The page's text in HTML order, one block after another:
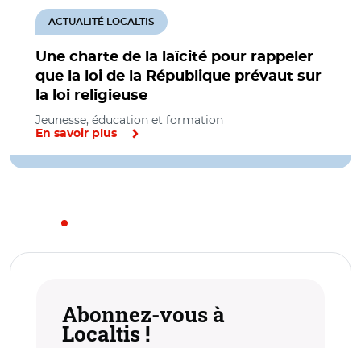
Une charte de la laïcité pour rappeler
que la loi de la République prévaut sur
la loi religieuse
ACTUALITÉ LOCALTIS
Jeunesse, éducation et formation
En savoir plus
Abonnez-vous à
Localtis !